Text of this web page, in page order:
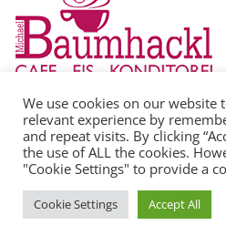
Michael Baumhackl
Kirchenplatz 15
2225 Zistersdorf
Telefon: +43 2532 23 15
We use cookies on our website
relevant experience by
and repeat visits. By clicking
the use of ALL the cookies.
"Cookie Settings" to provide a
Cookie Settings Accept All